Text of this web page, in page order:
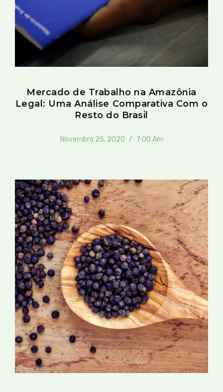
Mercado de Trabalho na Amazônia
Legal: Uma Análise Comparativa Com o
Resto do Brasil
Novembro 25, 2020 7:00 Am